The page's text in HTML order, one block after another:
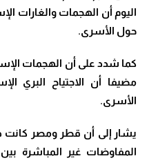
اليوم أن الهجمات والغارات
حول الأسرى.
كما شدد على أن الهجمات
مضيفا أن الاجتياح البري
الأسرى.
يشار إلى أن قطر ومصر كانت
المفاوضات غير المباشرة